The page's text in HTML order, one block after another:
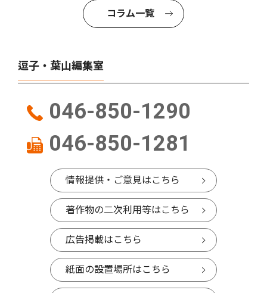
コラム一覧
逗子・葉山編集室
046-850-1290
046-850-1281
情報提供・ご意見はこちら
著作物の二次利用等はこちら
広告掲載はこちら
紙面の設置場所はこちら